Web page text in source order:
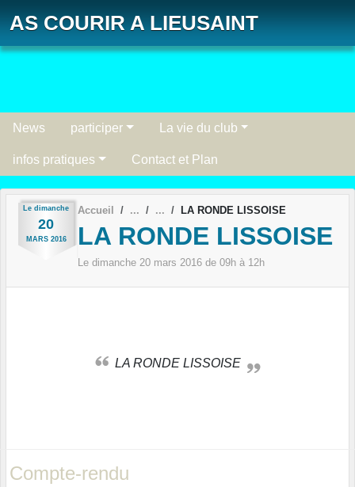
AS COURIR A LIEUSAINT
News participer La vie du club
infos pratiques Contact et Plan
Le dimanche
20
MARS 2016
Accueil LA RONDE LISSOISE
LA RONDE LISSOISE
Le dimanche 20 mars 2016 de 09h à 12h
LA RONDE LISSOISE
Compte-rendu